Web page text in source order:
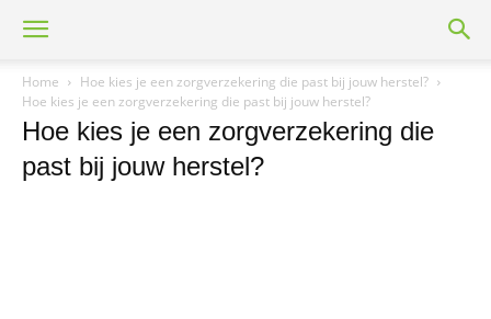
Home
Hoe kies je een zorgverzekering die past bij jouw herstel?
Hoe kies je een zorgverzekering die past bij jouw herstel?
Hoe kies je een zorgverzekering die
past bij jouw herstel?